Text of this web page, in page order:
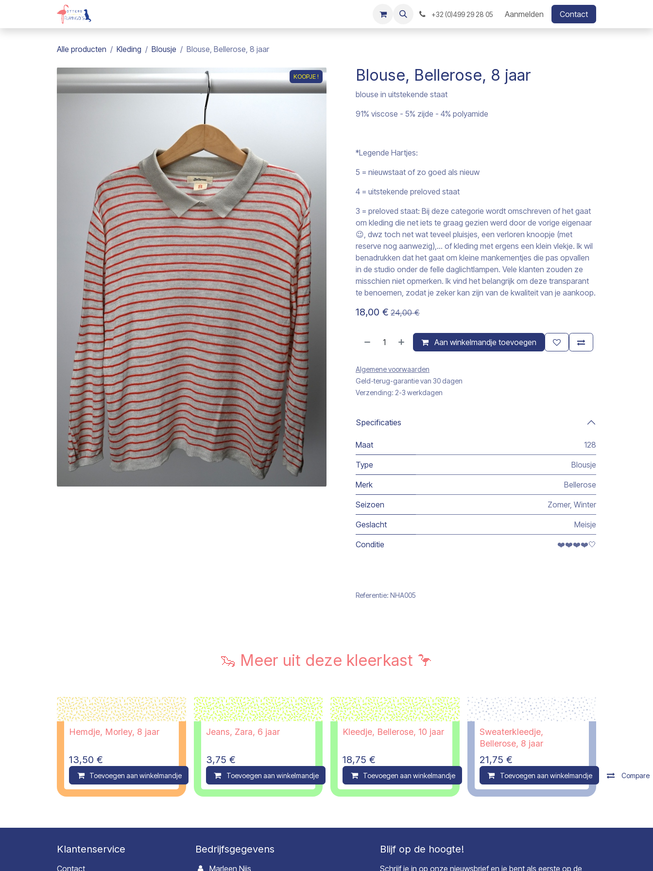
Overslaan naar inhoud
+32 (0)499 29 28 05 Aanmelden Contact
Alle producten Kleding Blousje Blouse, Bellerose, 8 jaar
KOOPJE ! Blouse, Bellerose, 8 jaar
blouse in uitstekende staat
91% viscose - 5% zijde - 4% polyamide
*Legende Hartjes:
5 = nieuwstaat of zo goed als nieuw
4 = uitstekende preloved staat
3 = preloved staat: Bij deze categorie wordt omschreven of het gaat
om kleding die net iets te graag gezien werd door de vorige eigenaar
😉, dwz toch net wat teveel pluisjes, een verloren knoopje (met
reserve nog aanwezig),… of kleding met ergens een klein vlekje. Ik wil
benadrukken dat het gaat om kleine mankementjes die pas opvallen
in de studio onder de felle daglichtlampen. Vele klanten zouden ze
misschien niet opmerken. Ik vind het belangrijk om deze transparant
te benoemen, zodat je zeker kan zijn van de kwaliteit van je aankoop.
18,00 € 24,00€
Aan winkelmandje toevoegen
Algemene voorwaarden
Geld-terug-garantie van 30 dagen
Verzending: 2-3 werkdagen
Specificaties
Maat 128
Type Blousje
Merk Bellerose
Seizoen Zomer, Winter
Geslacht Meisje
Conditie ❤️❤️❤️❤️🤍
Referentie: NHA005
🦦 Meer uit deze kleerkast 🦩
Hemdje, Morley, 8 jaar
13,50 €
Toevoegen aan winkelmandje Compare
Jeans, Zara, 6 jaar
3,75 €
Toevoegen aan winkelmandje Compare
Kleedje, Bellerose, 10 jaar
18,75 €
Toevoegen aan winkelmandje Compare
Sweaterkleedje,
Bellerose, 8 jaar
21,75 €
Toevoegen aan winkelmandje Compare
Klantenservice
Contact
Bedrijfsgegevens
Marleen Nijs
Blijf op de hoogte!
Schrijf je in op onze nieuwsbrief en je bent als eerste op de